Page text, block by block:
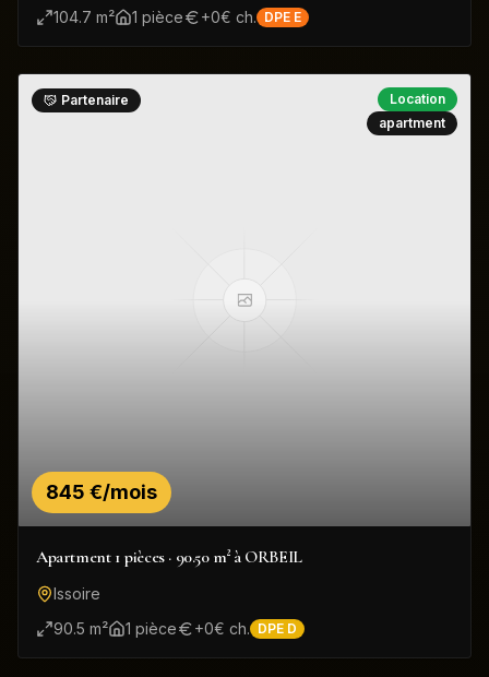
104.7 m² 1 pièce +0€ ch. DPE E
845 €/mois
Partenaire
Location
apartment
Apartment 1 pièces · 90.50 m² à ORBEIL
Issoire
90.5 m² 1 pièce +0€ ch. DPE D